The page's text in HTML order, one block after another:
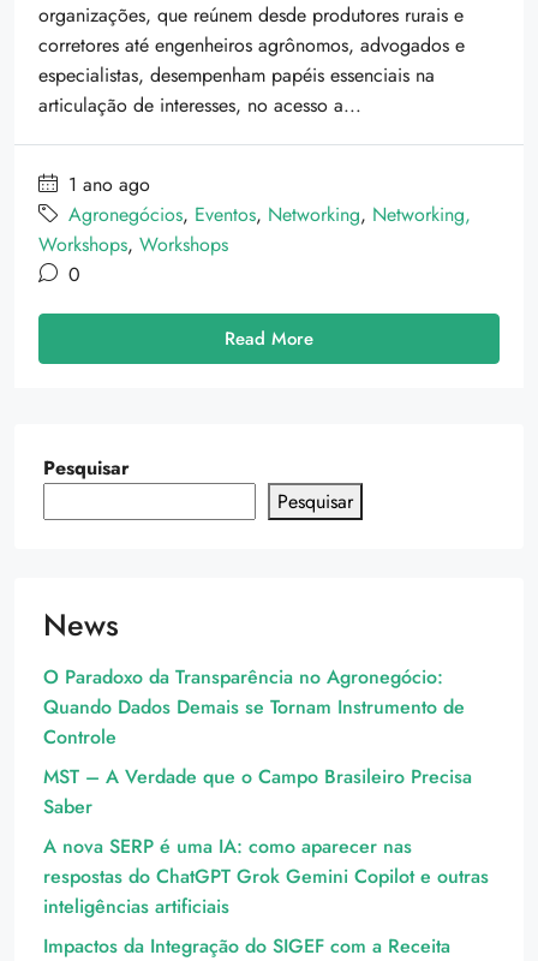
organizações, que reúnem desde produtores rurais e
corretores até engenheiros agrônomos, advogados e
especialistas, desempenham papéis essenciais na
articulação de interesses, no acesso a...
1 ano ago
Agronegócios, Eventos, Networking, Networking,
Workshops, Workshops
0
Read More
Pesquisar
Pesquisar
News
O Paradoxo da Transparência no Agronegócio:
Quando Dados Demais se Tornam Instrumento de
Controle
MST – A Verdade que o Campo Brasileiro Precisa
Saber
A nova SERP é uma IA: como aparecer nas
respostas do ChatGPT Grok Gemini Copilot e outras
inteligências artificiais
Impactos da Integração do SIGEF com a Receita